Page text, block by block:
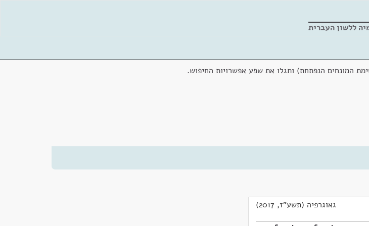
ללשון העברית
המונחים הנפתחת) ותגלו את שפע אפשרויות החיפוש.
גאוגרפיה (תשע"ז, 2017)